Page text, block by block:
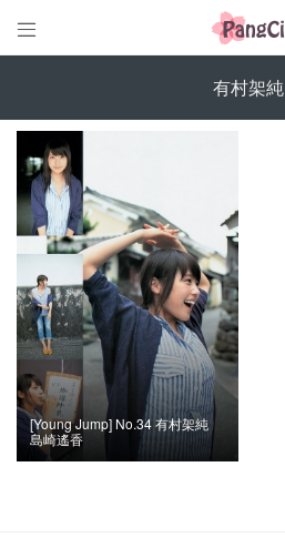

有村架純
[Young Jump] No.34 有村架純
島崎遙香